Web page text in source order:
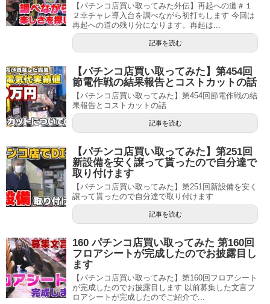
【パチンコ店買い取ってみた外伝】再起への道＃１
２幸チャレ導入台を調べながら初打ちします 今回は
再起への道の残り分になります。再起は...
記事を読む
【パチンコ店買い取ってみた】第454回
節電作戦の結果報告とコストカットの話
【パチンコ店買い取ってみた】第454回節電作戦の結
果報告とコストカットの話
記事を読む
【パチンコ店買い取ってみた】第251回
新設備を安く譲って貰ったので自分達で
取り付けます
【パチンコ店買い取ってみた】第251回新設備を安く
譲って貰ったので自分達で取り付けます
記事を読む
160 パチンコ店買い取ってみた 第160回
フロアシートが完成したのでお披露目し
ます
【パチンコ店買い取ってみた】第160回フロアシート
が完成したのでお披露目します 以前募集した文言フ
ロアシートが完成したのでご紹介で...